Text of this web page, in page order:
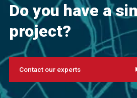
Do you have a
project?
Contact our experts